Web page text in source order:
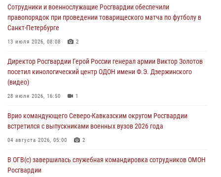
оздоровительных услуг (видео)
05 августа 2026, 13:20 1
В Москве дети сотрудников и военнослужащих Росгвардии
05 августа 2026, 13:00
Офицеры Росгвардии и ветераны войск правопорядка почтили
память генерала армии Ивана Кирилловича Яковлева
Сотрудники и военнослужащие Росгвардии обеспечили
правопорядок при проведении товарищеского матча по футболу в
Санкт-Петербурге
13 июля 2026, 08:08 2
Директор Росгвардии Герой России генерал армии Виктор Золотов
посетил кинологический центр ОДОН имени Ф.Э. Дзержинского
(видео)
28 июля 2026, 16:50 1
Врио командующего Северо-Кавказским округом Росгвардии
встретился с выпускниками военных вузов 2026 года
04 августа 2026, 05:00 2
В ОГВ(с) завершилась служебная командировка сотрудников ОМОН
Росгвардии